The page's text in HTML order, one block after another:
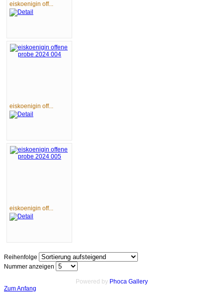
eiskoenigin off...
eiskoenigin off...
eiskoenigin off...
Reihenfolge
Nummer anzeigen
Powered by Phoca Gallery
Zum Anfang